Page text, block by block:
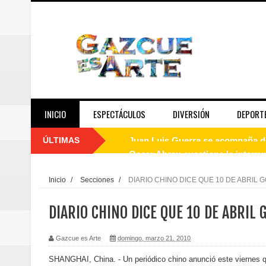
INICIO ESPECTÁCULOS DIVERSIÓN
ÚLTIMAS Oscar Abreu cuestiona la
Pavel Núñez y su Bipolarband
Banreservas y Banco Popular
“Los Rechazados 2” llega a los
Inicio / Secciones / DIARIO CHINO DICE QUE 10 DE ABRIL
DIARIO CHINO DICE QUE 10 DE ABRIL
Gazcue es Arte domingo, marzo 21, 2010
SHANGHAI, China. - Un periódico chino anunció este viernes